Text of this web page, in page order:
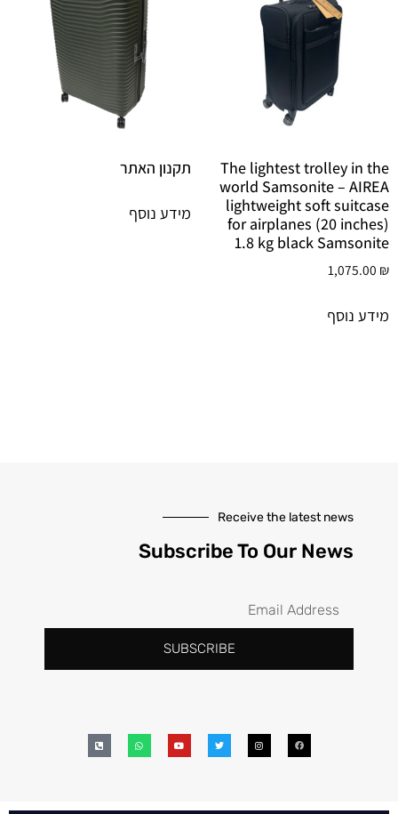
The lightest trolley in the
world Samsonite – AIREA
lightweight soft suitcase
for airplanes (20 inches)
1.8 kg black Samsonite
1,075.00 ₪
מידע נוסף
תקנון האתר
מידע נוסף
Receive the latest news
Subscribe To Our News
SUBSCRIBE